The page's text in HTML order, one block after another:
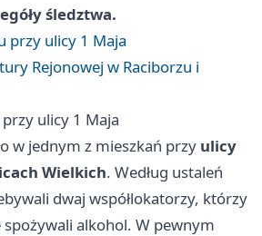
śledztwa.
przy ulicy 1 Maja
Rejonowej w Raciborzu i
ulicy 1 Maja
w jednym z mieszkań przy ulicy
Wielkich. Według ustaleń
dwaj współlokatorzy, którzy
alkohol. W pewnym